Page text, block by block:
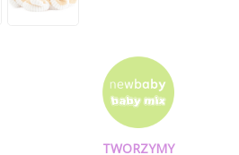
TWORZYMY